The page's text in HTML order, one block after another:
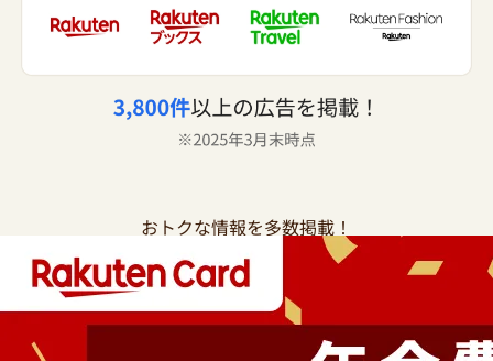
おトクな情報を多数掲載！